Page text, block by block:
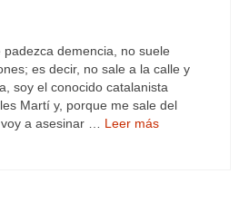
padezca demencia, no suele
es decir, no sale a la calle y
soy el conocido catalanista
Martí y, porque me sale del
a asesinar … Leer más